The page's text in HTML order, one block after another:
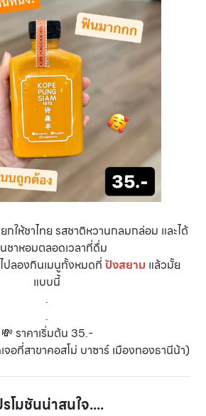
กให้ชาไทย รสชาติหวานกลมกล่อม และได้
ชาหอมตลอดเวลาที่ดื่ม
ลองกินเมนูทั้งหมดที่ ปังสยาม แล้วมั้ย
แบบนี้
.
.
💸 ราคาเริ่มต้น 35.-
จอที่สาขาคอสโม่ บาซาร์ เมืองทองธานีน้า)
รโมชันน่าสนใจ....